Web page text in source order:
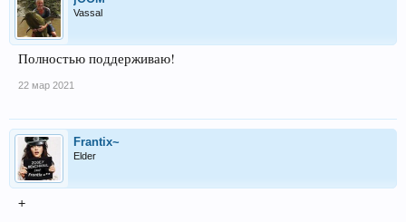
Vassal
Полностью поддерживаю!
22 мар 2021
Frantix~
Elder
+